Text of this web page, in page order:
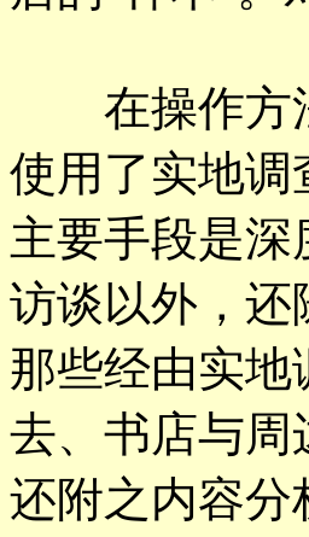
在操作方法
使用了实地调
主要手段是
访谈以外，还
那些经由实
去、书店与周
还附之内容分